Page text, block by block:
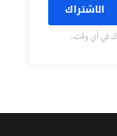
الاشتراك
في أي وقت.